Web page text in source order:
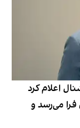
اعلام کرد
فرا می‌رسد و